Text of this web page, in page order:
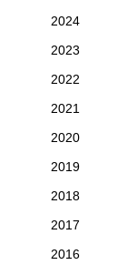
2024
2023
2022
2021
2020
2019
2018
2017
2016